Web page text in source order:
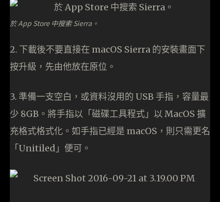
於 App Store 中搜索 Sierra。
2. 下載後不要直接在 macOS Sierra 的安裝畫面下
按升級，先由他放在原位。
3. 準備一支空白，或資料沒用的 USB 手指，容量最
少 8GB。將手指以「磁碟工具程式」以 MacOS 擴
充格式格式化。如手指已經是 macOS，則只需更名
「Unitiled」便可。